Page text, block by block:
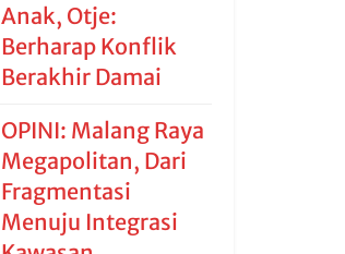
Anak, Otje:
Berharap Konflik
Berakhir Damai
OPINI: Malang Raya
Megapolitan, Dari
Fragmentasi
Menuju Integrasi